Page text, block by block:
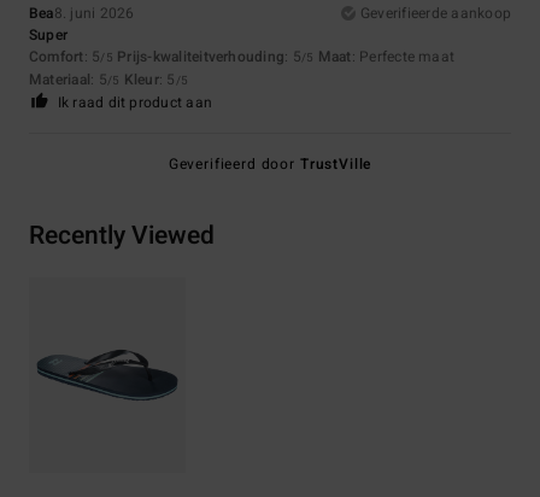
Bea8. juni 2026
Geverifieerde aankoop
Super
Comfort: 5/5 Prijs-kwaliteitverhouding: 5/5 Maat: Perfecte maat
Materiaal: 5/5 Kleur: 5 /5
Ik raad dit product aan
Geverifieerd door TrustVille
Recently Viewed